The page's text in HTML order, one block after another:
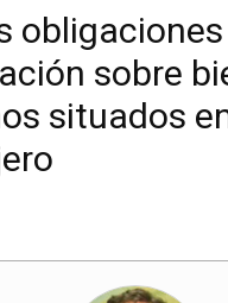
sobre
situados